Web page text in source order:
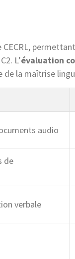
L’évaluation
de la maîtrise
audio
de
verbale